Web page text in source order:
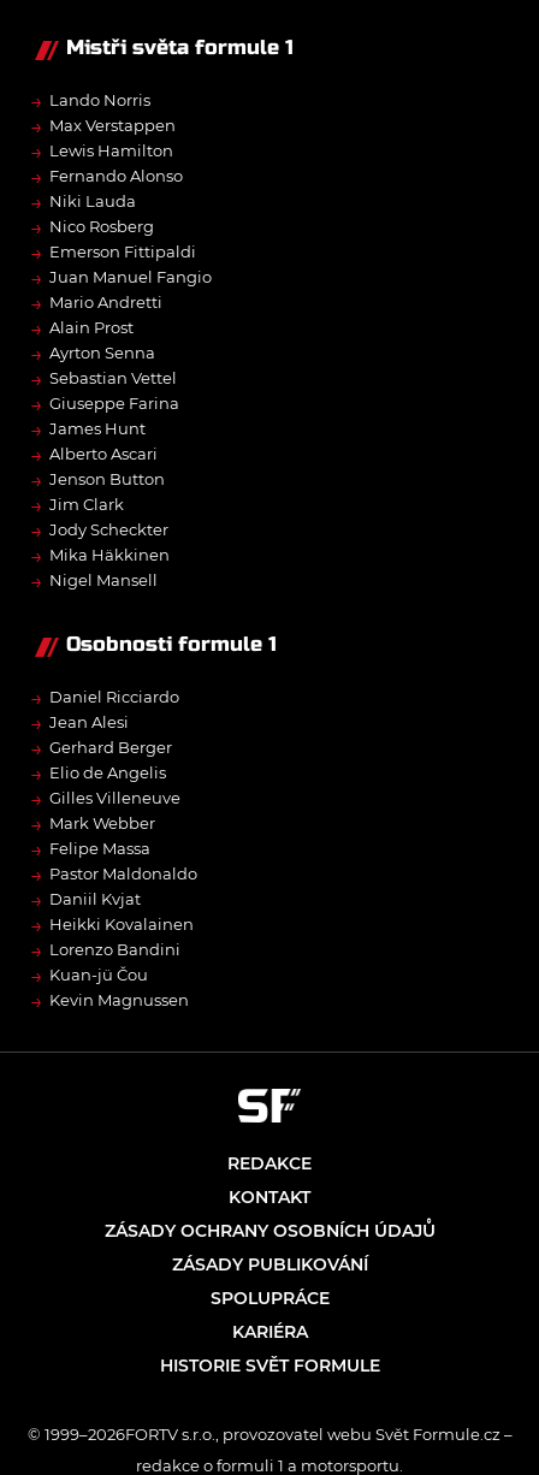
Mistři světa formule 1
→ Lando Norris
→ Max Verstappen
→ Lewis Hamilton
→ Fernando Alonso
→ Niki Lauda
→ Nico Rosberg
→ Emerson Fittipaldi
→ Juan Manuel Fangio
→ Mario Andretti
→ Alain Prost
→ Ayrton Senna
→ Sebastian Vettel
→ Giuseppe Farina
→ James Hunt
→ Alberto Ascari
→ Jenson Button
→ Jim Clark
→ Jody Scheckter
→ Mika Häkkinen
→ Nigel Mansell
Osobnosti formule 1
→ Daniel Ricciardo
→ Jean Alesi
→ Gerhard Berger
→ Elio de Angelis
→ Gilles Villeneuve
→ Mark Webber
→ Felipe Massa
→ Pastor Maldonaldo
→ Daniil Kvjat
→ Heikki Kovalainen
→ Lorenzo Bandini
→ Kuan-jü Čou
→ Kevin Magnussen
REDAKCE
KONTAKT
ZÁSADY OCHRANY OSOBNÍCH ÚDAJŮ
ZÁSADY PUBLIKOVÁNÍ
SPOLUPRÁCE
KARIÉRA
HISTORIE SVĚT FORMULE
© 1999–2026FORTV s.r.o., provozovatel webu Svět Formule.cz –
redakce o formuli 1 a motorsportu.